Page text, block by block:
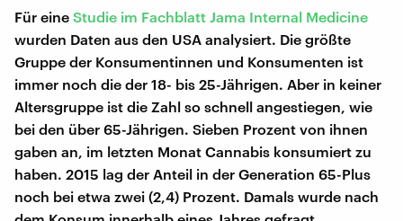
Für eine Studie im Fachblatt Jama Internal Medicine
wurden Daten aus den USA analysiert. Die größte
Gruppe der Konsumentinnen und Konsumenten ist
immer noch die der 18- bis 25-Jährigen. Aber in keiner
Altersgruppe ist die Zahl so schnell angestiegen, wie
bei den über 65-Jährigen. Sieben Prozent von ihnen
gaben an, im letzten Monat Cannabis konsumiert zu
haben. 2015 lag der Anteil in der Generation 65-Plus
noch bei etwa zwei (2,4) Prozent. Damals wurde nach